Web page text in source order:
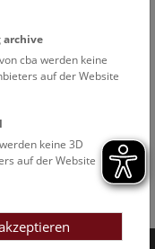
archive
cba werden keine
auf der Website
keine 3D
auf der Website